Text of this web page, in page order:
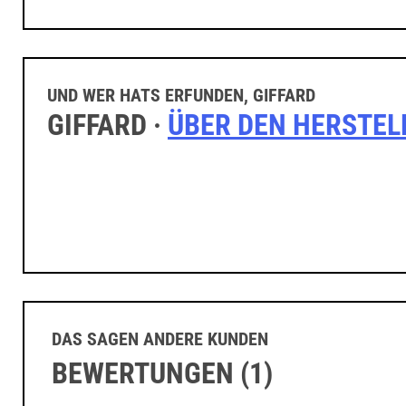
UND WER HATS ERFUNDEN, GIFFARD
GIFFARD · ÜBER DEN
DAS SAGEN ANDERE KUNDEN
BEWERTUNGEN (1)